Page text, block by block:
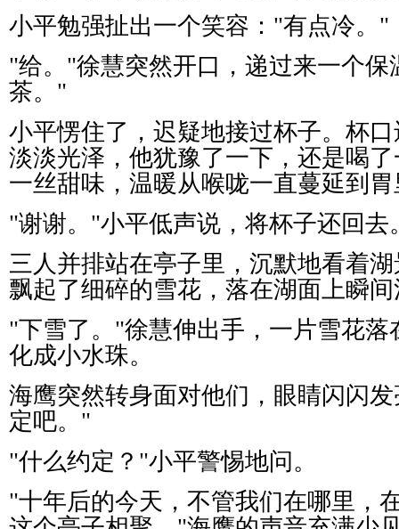
小平勉强扯出一个笑容： "有点冷。 "
"给。 "徐慧突然开口，递过来一个保
茶。 "
小平愣住了，迟疑地接过杯子。杯
淡淡光泽，他犹豫了一下，还是喝
一丝甜味，温暖从喉咙一直蔓延到
"谢谢。 "小平低声说，将杯子还回去
三人并排站在亭子里，沉默地看着
飘起了细碎的雪花，落在湖面上瞬
"下雪了。 "徐慧伸出手，一片雪花
化成小水珠。
海鹰突然转身面对他们，眼睛闪闪
定吧。 "
"什么约定？ "小平警惕地问。
"十年后的今天，不管我们在哪里，